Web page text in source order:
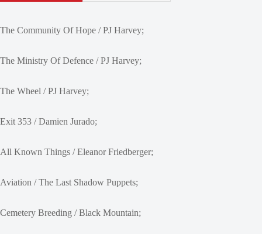
The Community Of Hope / PJ Harvey;
The Ministry Of Defence / PJ Harvey;
The Wheel / PJ Harvey;
Exit 353 / Damien Jurado;
All Known Things / Eleanor Friedberger;
Aviation / The Last Shadow Puppets;
Cemetery Breeding / Black Mountain;